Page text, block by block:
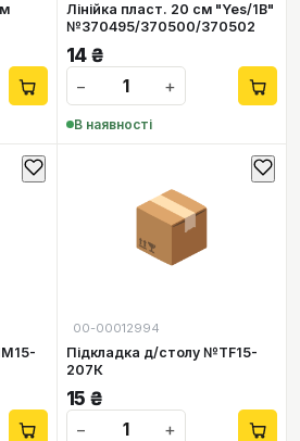
Лінійка пласт. 20 см "Yes/1В"
№370495/370500/370502
14₴
−
+
В наявності
📦
00-00012994
Підкладка д/столу №ТF15-
207К
15 ₴
−
+